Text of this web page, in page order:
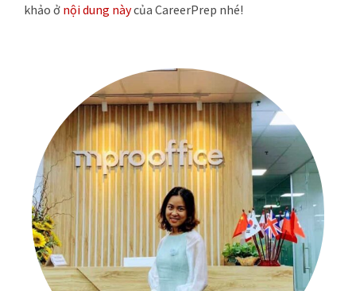
khảo ở nội dung nàycủa CareerPrep nhé!